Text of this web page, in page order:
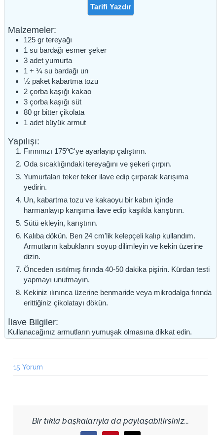
Tarifi Yazdır
Malzemeler:
125 gr tereyağı
1 su bardağı esmer şeker
3 adet yumurta
1 + ¼ su bardağı un
½ paket kabartma tozu
2 çorba kaşığı kakao
3 çorba kaşığı süt
80 gr bitter çikolata
1 adet büyük armut
Yapılışı:
Fırınınızı 175ºC'ye ayarlayıp çalıştırın.
Oda sıcaklığındaki tereyağını ve şekeri çırpın.
Yumurtaları teker teker ilave edip çırparak karışıma
yedirin.
Un, kabartma tozu ve kakaoyu bir kabın içinde
harmanlayıp karışıma ilave edip kaşıkla karıştırın.
Sütü ekleyin, karıştırın.
Kalıba dökün. Ben 24 cm'lik kelepçeli kalıp kullandım.
Armutların kabuklarını soyup dilimleyin ve kekin üzerine
dizin.
Önceden ısıtılmış fırında 40-50 dakika pişirin. Kürdan testi
yapmayı unutmayın.
Kekiniz ılınınca üzerine benmaride veya mikrodalga fırında
erittiğiniz çikolatayı dökün.
İlave Bilgiler:
Kullanacağınız armutların yumuşak olmasına dikkat edin.
15 Yorum
Bir tıkla başkalarıyla da paylaşabilirsiniz...